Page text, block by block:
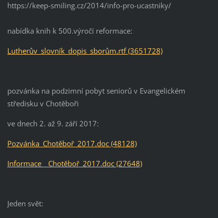
https://keep-smiling.cz/2014/info-pro-ucastniky/
nabídka knih k 500.výročí reformace:
Lutherův_slovník_dopis_sborům.rtf (3651728)
pozvánka na podzimní pobyt seniorů v Evangelickém
středisku v Chotěboři
ve dnech 2. až 9. září 2017:
Pozvánka_Chotěboř_2017.doc (48128)
Informace__Chotěboř_2017.doc (27648)
Jeden svět: